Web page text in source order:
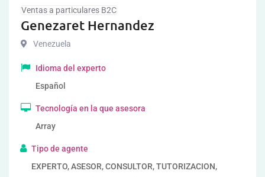
Ventas a particulares B2C
Genezaret Hernandez
Venezuela
Idioma del experto
Español
Tecnología en la que asesora
Array
Tipo de agente
EXPERTO, ASESOR, CONSULTOR, TUTORIZACION,